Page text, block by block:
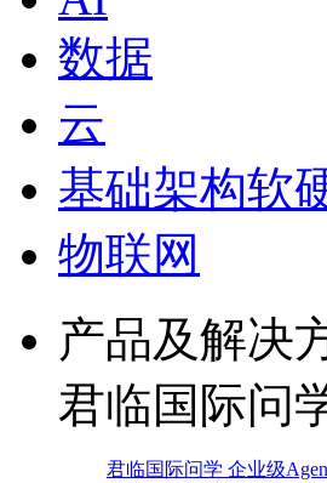
数据
云
基础架构软
物联网
产品及解决
君临国际问
君临国际问学 企业级